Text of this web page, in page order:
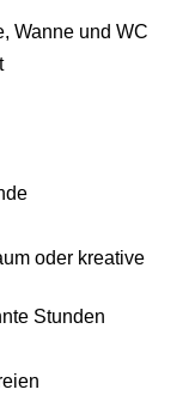
Wanne und WC
oder kreative
Stunden